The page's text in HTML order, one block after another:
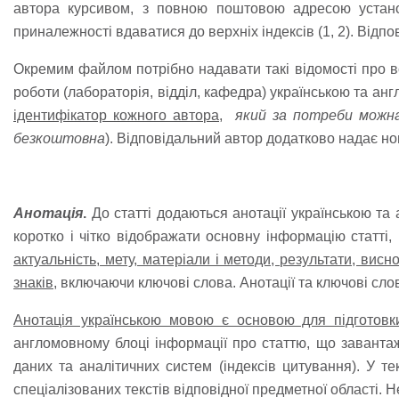
автора курсивом, з повною поштовою адресою
приналежності вдаватися до верхніх індексів (1, 2).
Окремим файлом потрібно надавати такі відомості про
роботи (лабораторія, відділ, кафедра) українською та
ідентифікатор кожного автора,
який за потреби
безкоштовна). Відповідальний автор додатково надає
Анотація. До статті додаються анотації українською
коротко і чітко відображати основну інформацію
актуальність, мету, матеріали і методи, результати,
знаків, включаючи ключові слова. Анотації та ключові
Анотація українською мовою є основою для
англомовному блоці інформації про статтю, що
даних та аналітичних систем (індексів цитування). У
спеціалізованих текстів відповідної предметної